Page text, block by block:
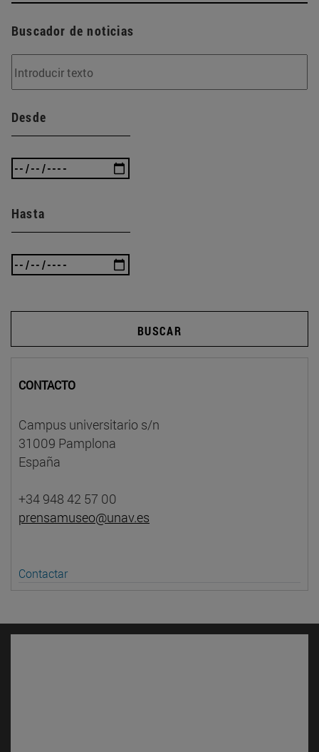
Buscador de noticias
Desde
Hasta
BUSCAR
CONTACTO
Campus universitario s/n
31009 Pamplona
España
+34 948 42 57 00
prensamuseo@unav.es
Contactar